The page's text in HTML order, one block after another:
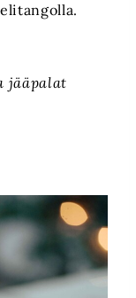
jääpalat